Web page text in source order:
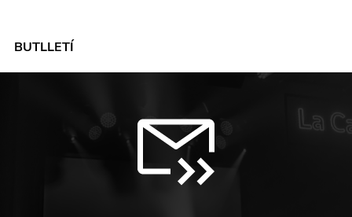
BUTLLETÍ